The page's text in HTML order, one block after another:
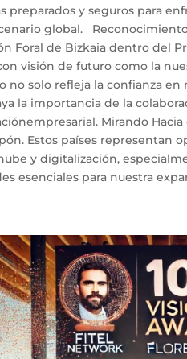
preparados y seguros para
global.
Foral de Bizkaia dentro del
visión de futuro como la
no solo refleja la confianza
la importancia de la
Mirando
Estos países
y digitalización,
esenciales para nuestra